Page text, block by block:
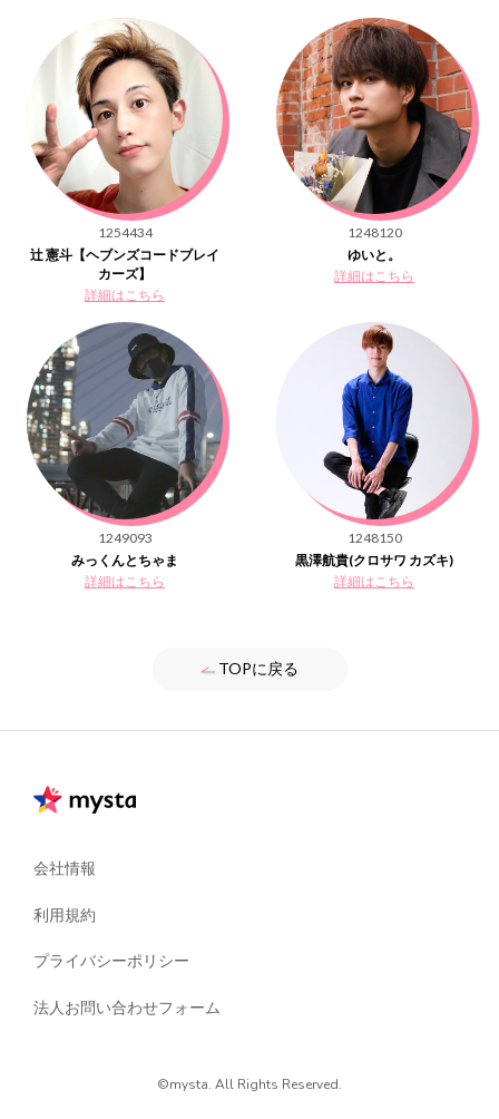
1254434
辻 憲斗【ヘブンズコードブレイ
カーズ】
詳細はこちら
1248120
ゆいと。
詳細はこちら
1249093
みっくんとちゃま
詳細はこちら
1248150
黒澤航貴(クロサワ カズキ)
詳細はこちら
TOPに戻る
会社情報
利用規約
プライバシーポリシー
法人お問い合わせフォーム
©mysta. All Rights Reserved.